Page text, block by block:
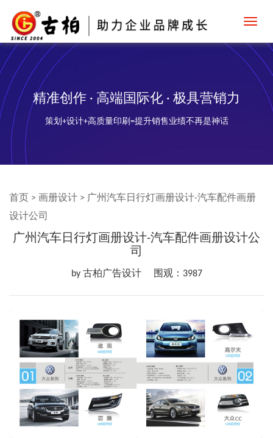
精准创作 · 高端国际化 · 极具营销力
策划+设计+高质量印刷=提升销售业绩不再是神话
首页 > 画册设计 > 广州汽车日行灯画册设计-汽车配件画册
设计公司
广州汽车日行灯画册设计-汽车配件画册设计公
司
by 古柏广告设计 围观：3987